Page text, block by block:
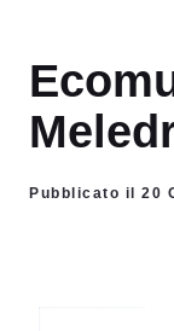
Pubblicato il 20